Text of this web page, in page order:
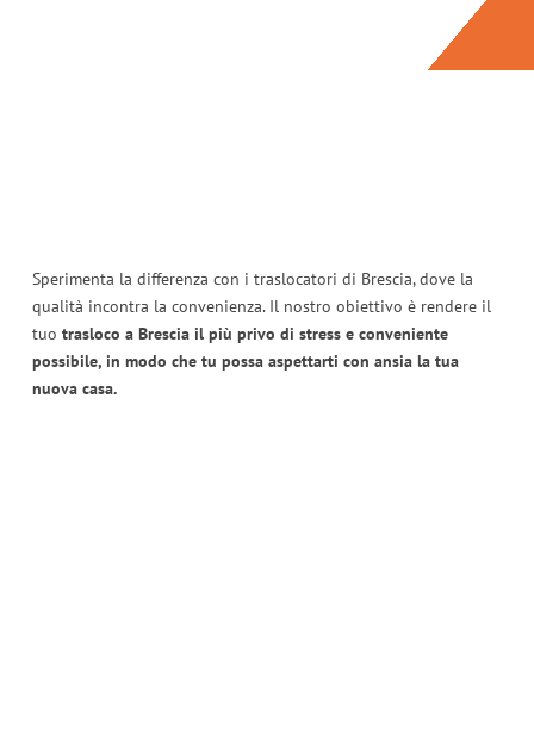
Sperimenta la differenza con i traslocatori di Brescia, dove la
qualità incontra la convenienza. Il nostro obiettivo è rendere il
tuo trasloco a Brescia il più privo di stress e conveniente
possibile, in modo che tu possa aspettarti con ansia la tua
nuova casa.